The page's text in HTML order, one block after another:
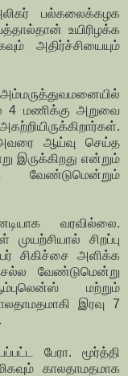
பல்கலைக்கழக
உயிரிழக்க
அதிர்ச்சியையும்
4 மணிக்கு அறுவை
ஆய்வு செய்த
இருக்கிறது என்றும்
வேண்டுமென்றும்
வரவில்லை.
சிறப்பு
சிகிச்சை அளிக்க
வேண்டுமென்று
மற்றும்
இரவு 7
பேரா. மூர்த்தி
காலதாமதமாக